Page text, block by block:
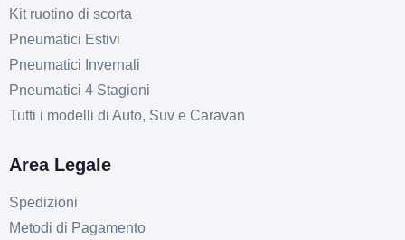
E
Kit ruotino di scorta
Pneumatici Estivi
Pneumatici Invernali
Pneumatici 4 Stagioni
Tutti i modelli di Auto, Suv e Caravan
Area Legale
Spedizioni
Metodi di Pagamento